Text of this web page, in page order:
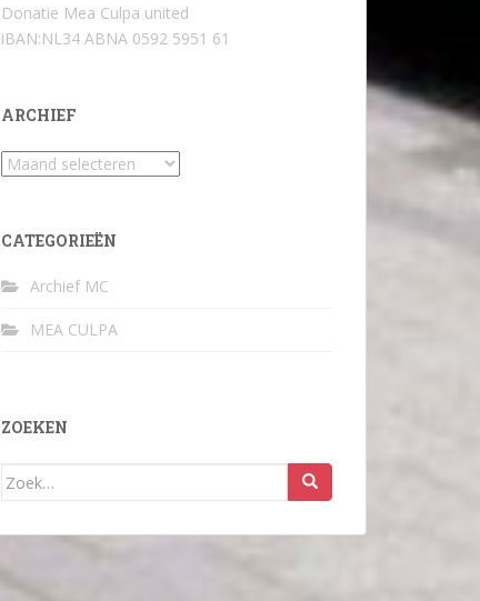
Donatie Mea Culpa united
iBAN:NL34 ABNA 0592 5951 61
ARCHIEF
Archief
CATEGORIEËN
Archief MC
MEA CULPA
ZOEKEN
Zoek